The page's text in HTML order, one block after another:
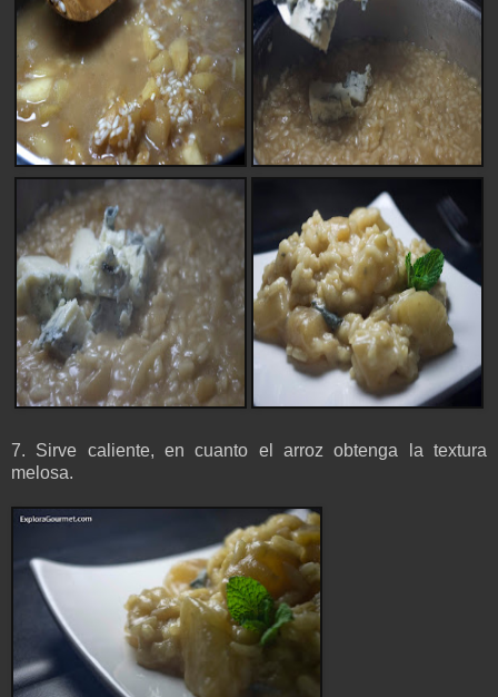
7. Sirve caliente, en cuanto el arroz obtenga la textura
melosa.